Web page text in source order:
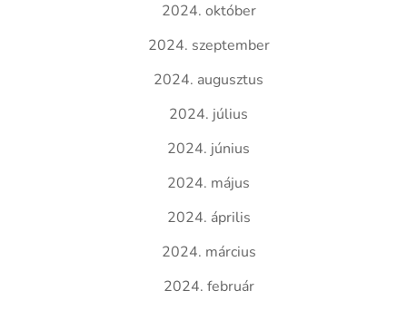
2024. október
2024. szeptember
2024. augusztus
2024. július
2024. június
2024. május
2024. április
2024. március
2024. február